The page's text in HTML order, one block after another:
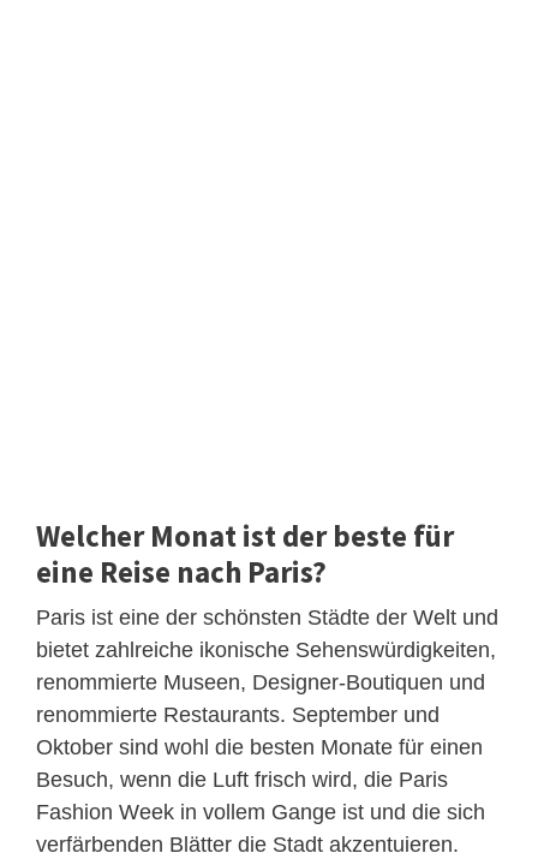
Welcher Monat ist der beste für
eine Reise nach Paris?
Paris ist eine der schönsten Städte der Welt und
bietet zahlreiche ikonische Sehenswürdigkeiten,
renommierte Museen, Designer-Boutiquen und
renommierte Restaurants. September und
Oktober sind wohl die besten Monate für einen
Besuch, wenn die Luft frisch wird, die Paris
Fashion Week in vollem Gange ist und die sich
verfärbenden Blätter die Stadt akzentuieren.